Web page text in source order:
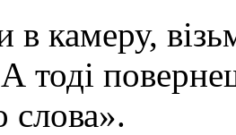
в камеру,
тоді
слова».